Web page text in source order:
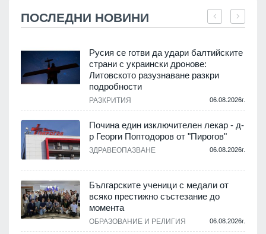
ПОСЛЕДНИ НОВИНИ
Русия се готви да удари балтийските
страни с украински дронове:
Литовското разузнаване разкри
подробности
РАЗКРИТИЯ 06.08.2026г.
Почина един изключителен лекар - д-
р Георги Поптодоров от "Пирогов"
ЗДРАВЕОПАЗВАНЕ 06.08.2026г.
Българските ученици с медали от
всяко престижно състезание до
момента
ОБРАЗОВАНИЕ И РЕЛИГИЯ 06.08.2026г.